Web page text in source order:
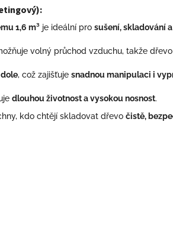
1,6 m³ je ideální pro sušení, skladování
volný průchod vzduchu, takže
, což zajišťuje snadnou manipulaci i
dlouhou životnost a vysokou nosnost.
kdo chtějí skladovat dřevo čistě,